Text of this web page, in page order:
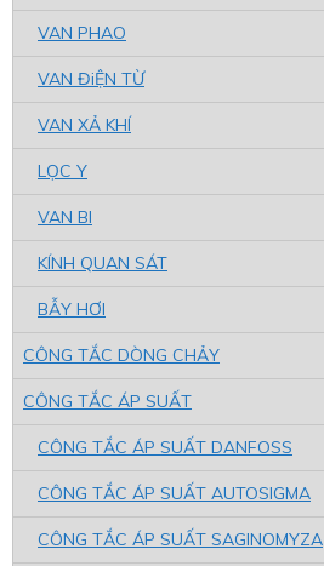
VAN PHAO
VAN ĐiỆN TỪ
VAN XẢ KHÍ
LỌC Y
VAN BI
KÍNH QUAN SÁT
BẪY HƠI
CÔNG TẮC DÒNG CHẢY
CÔNG TẮC ÁP SUẤT
CÔNG TẮC ÁP SUẤT DANFOSS
CÔNG TẮC ÁP SUẤT AUTOSIGMA
CÔNG TẮC ÁP SUẤT SAGINOMYZA